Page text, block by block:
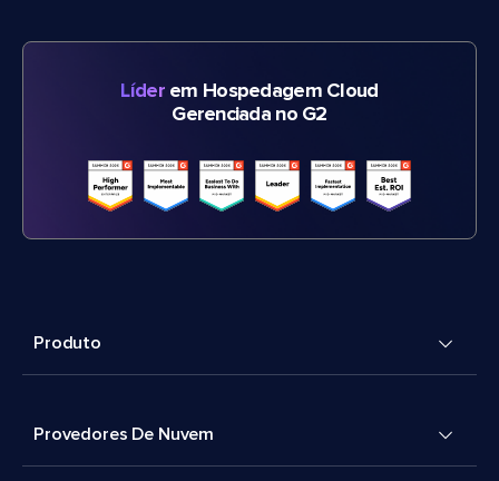
Líderem Hospedagem Cloud
Gerenciada no G2
Produto
Provedores De Nuvem